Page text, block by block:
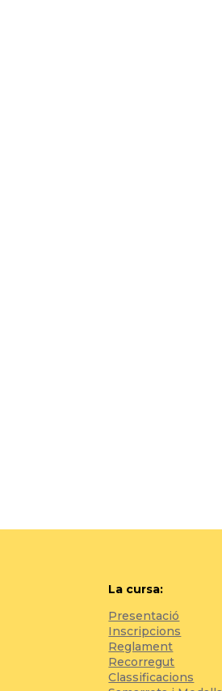
La cursa:
Presentació
Inscripcions
Reglament
Recorregut
Classificacions